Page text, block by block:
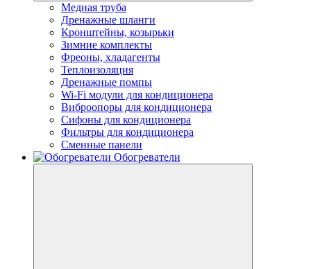
Медная труба
Дренажные шланги
Кронштейны, козырьки
Зимние комплекты
Фреоны, хладагенты
Теплоизоляция
Дренажные помпы
Wi-Fi модули для кондиционера
Виброопоры для кондиционера
Сифоны для кондиционера
Фильтры для кондиционера
Сменные панели
Обогреватели